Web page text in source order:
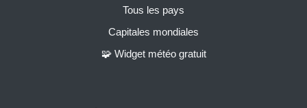
Tous les pays
Capitales mondiales
🧩 Widget météo gratuit